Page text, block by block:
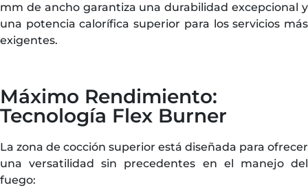
mm de ancho garantiza una durabilidad excepcional y
una potencia calorífica superior para los servicios más
exigentes.
Máximo Rendimiento:
Tecnología Flex Burner
La zona de cocción superior está diseñada para ofrecer
una versatilidad sin precedentes en el manejo del
fuego: